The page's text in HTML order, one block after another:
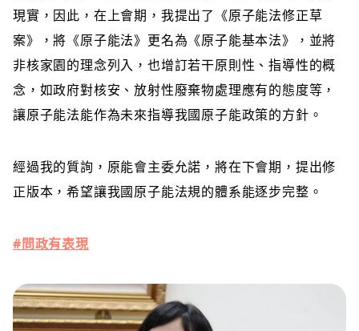
現實，因此，在上會期，我提出了《原子能法修正草
案》，將《原子能法》更名為《原子能基本法》，並將
非核家園的理念列入，也增訂若干原則性、指導性的概
念，如政府對核安、放射性廢棄物處理應有的態度等，
讓原子能法能作為未來指導我國原子能政策的方針。
經過我的質詢，原能會主委允諾，將在下會期，提出修
正版本，希望讓我國原子能法規的體系能逐步完整。
#問政有表現